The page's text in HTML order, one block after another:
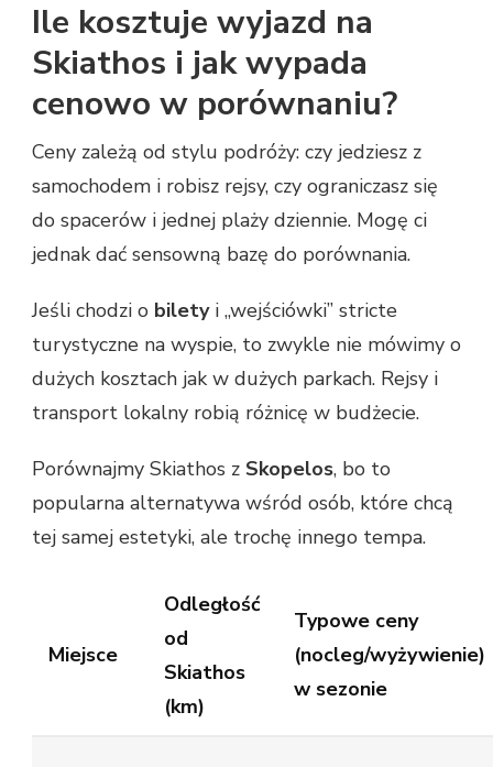
Ile kosztuje wyjazd na
Skiathos i jak wypada
cenowo w porównaniu?
Ceny zależą od stylu podróży: czy jedziesz z
samochodem i robisz rejsy, czy ograniczasz się
do spacerów i jednej plaży dziennie. Mogę ci
jednak dać sensowną bazę do porównania.
Jeśli chodzi o biletyi „wejściówki” stricte
turystyczne na wyspie, to zwykle nie mówimy o
dużych kosztach jak w dużych parkach. Rejsy i
transport lokalny robią różnicę w budżecie.
Porównajmy Skiathos z Skopelos, bo to
popularna alternatywa wśród osób, które chcą
tej samej estetyki, ale trochę innego tempa.
Miejsce
Odległość
od
Skiathos
(km)
Typowe ceny
(nocleg/wyżywienie)
w sezonie